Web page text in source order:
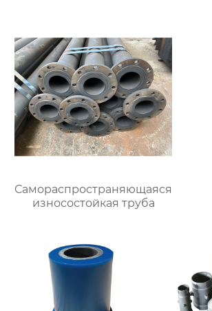
Самораспространяющаяся
износостойкая труба